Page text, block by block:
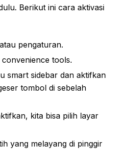
Berikut ini cara aktivasi
pengaturan.
tools.
smart sidebar dan aktifkan
tombol di sebelah
kita bisa pilih layar
yang melayang di pinggir